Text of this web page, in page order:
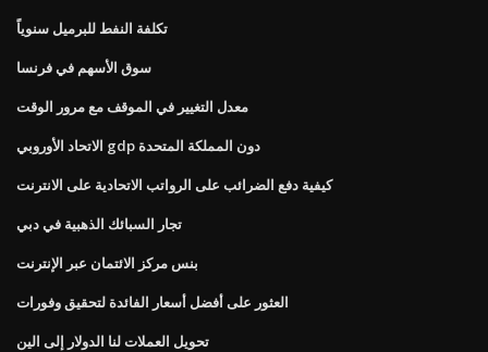
تكلفة النفط للبرميل سنوياً
سوق الأسهم في فرنسا
معدل التغيير في الموقف مع مرور الوقت
الاتحاد الأوروبي gdp دون المملكة المتحدة
كيفية دفع الضرائب على الرواتب الاتحادية على الانترنت
تجار السبائك الذهبية في دبي
بنس مركز الائتمان عبر الإنترنت
العثور على أفضل أسعار الفائدة لتحقيق وفورات
تحويل العملات لنا الدولار إلى الين